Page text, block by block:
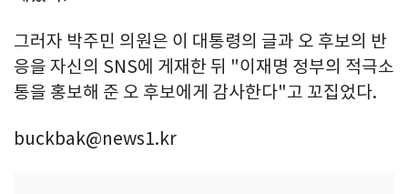
그러자 박주민 의원은 이 대통령의 글과 오 후보의 반
응을 자신의 SNS에 게재한 뒤 "이재명 정부의 적극소
통을 홍보해 준 오 후보에게 감사한다"고 꼬집었다.
buckbak@news1.kr